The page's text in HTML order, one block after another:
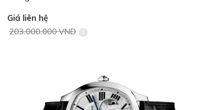
Giá liên hệ
203.000.000 VND